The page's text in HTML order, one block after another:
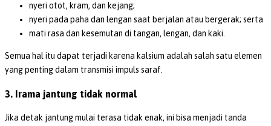
nyeri otot, kram, dan kejang;
nyeri pada paha dan lengan saat berjalan atau bergerak; serta
mati rasa dan kesemutan di tangan, lengan, dan kaki.
Semua hal itu dapat terjadi karena kalsium adalah salah satu elemen
yang penting dalam transmisi impuls saraf.
3. Irama jantung tidak normal
Jika detak jantung mulai terasa tidak enak, ini bisa menjadi tanda